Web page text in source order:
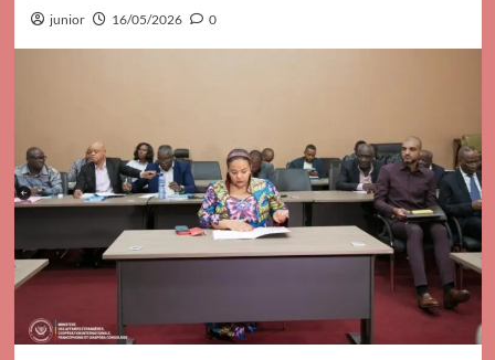
junior 16/05/2026 0